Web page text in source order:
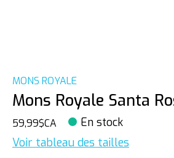
MONS ROYALE
Mons Royale Santa
59,99$CA En stock
Voir tableau des tailles